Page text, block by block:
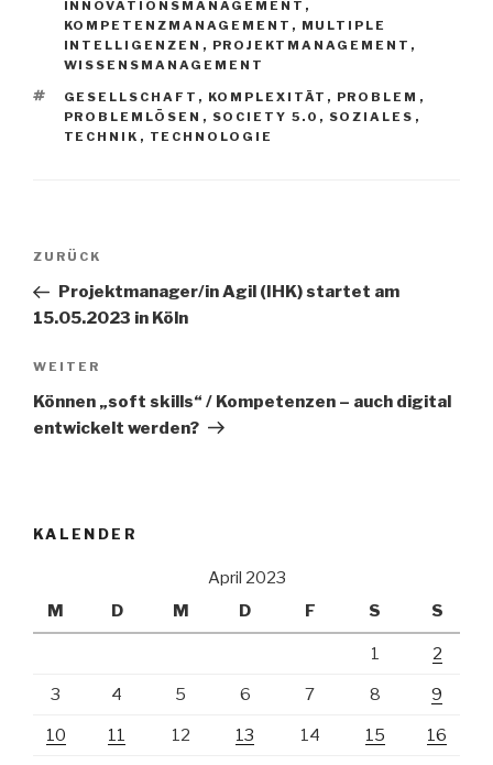
INNOVATIONSMANAGEMENT ,
KOMPETENZMANAGEMENT , MULTIPLE
INTELLIGENZEN , PROJEKTMANAGEMENT ,
WISSENSMANAGEMENT
SCHLAGWÖRTER
GESELLSCHAFT , KOMPLEXITÄT , PROBLEM ,
PROBLEMLÖSEN , SOCIETY 5.0 , SOZIALES ,
TECHNIK , TECHNOLOGIE
Beitrags-
Vorheriger
Beitrag
ZURÜCK
Projektmanager/in Agil (IHK) startet am
15.05.2023 in Köln
Nächster
Beitrag
WEITER
Können „soft skills“ / Kompetenzen – auch digital
entwickelt werden?
KALENDER
April 2023
M
D M D F S S
1 2
3 4 5 6 7 8 9
10 11 12 13 14 15 16